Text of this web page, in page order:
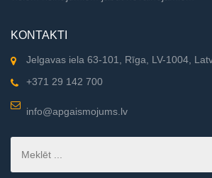
KONTAKTI
Jelgavas iela 63-101, Rīga, LV-1004,
+371 29 142 700
info@apgaismojums.lv